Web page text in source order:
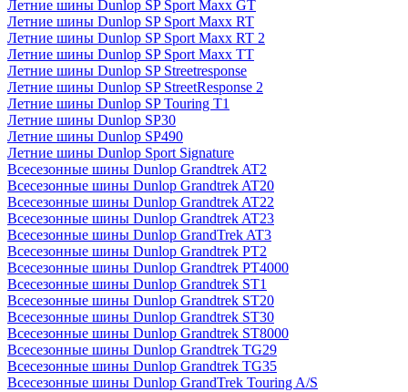
Летние шины Dunlop SP Sport Maxx GT
Летние шины Dunlop SP Sport Maxx RT
Летние шины Dunlop SP Sport Maxx RT 2
Летние шины Dunlop SP Sport Maxx TT
Летние шины Dunlop SP Streetresponse
Летние шины Dunlop SP StreetResponse 2
Летние шины Dunlop SP Touring T1
Летние шины Dunlop SP30
Летние шины Dunlop SP490
Летние шины Dunlop Sport Signature
Всесезонные шины Dunlop Grandtrek AT2
Всесезонные шины Dunlop Grandtrek AT20
Всесезонные шины Dunlop Grandtrek AT22
Всесезонные шины Dunlop Grandtrek AT23
Всесезонные шины Dunlop GrandTrek AT3
Всесезонные шины Dunlop Grandtrek PT2
Всесезонные шины Dunlop Grandtrek PT4000
Всесезонные шины Dunlop Grandtrek ST1
Всесезонные шины Dunlop Grandtrek ST20
Всесезонные шины Dunlop Grandtrek ST30
Всесезонные шины Dunlop Grandtrek ST8000
Всесезонные шины Dunlop Grandtrek TG29
Всесезонные шины Dunlop Grandtrek TG35
Всесезонные шины Dunlop GrandTrek Touring A/S